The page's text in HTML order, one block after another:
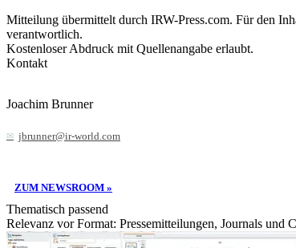
Mitteilung übermittelt durch IRW-Press.com. Für den
verantwortlich.
Kostenloser Abdruck mit Quellenangabe erlaubt.
Kontakt
Joachim Brunner
jbrunner@ir-world.com
ZUM NEWSROOM »
Thematisch passend
Relevanz vor Format: Pressemitteilungen, Journals und